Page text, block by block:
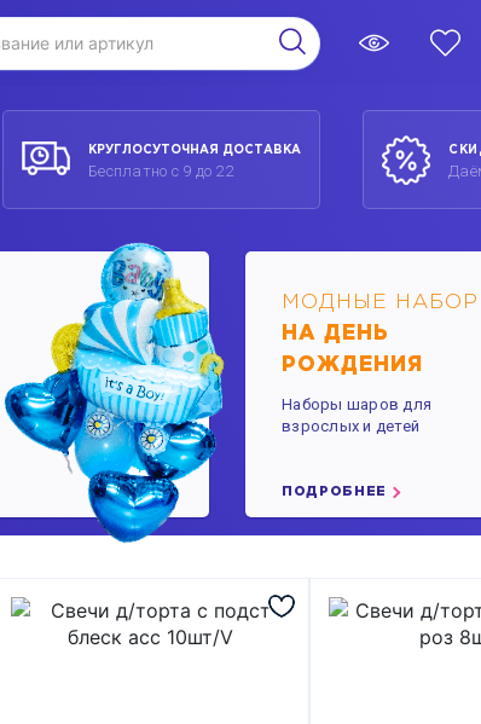
КРУГЛОСУТОЧНАЯ ДОСТАВКА
Бесплатно с 9 до 22
МОДНЫЕ
НА ДЕНЬ
РОЖДЕНИЯ
Наборы шаров для
взрослых и детей
ПОДРОБНЕЕ